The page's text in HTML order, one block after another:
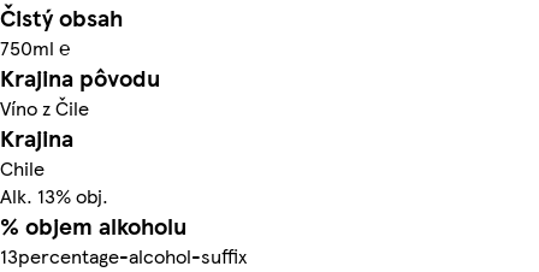
Čistý obsah
750ml ℮
Krajina pôvodu
Víno z Čile
Krajina
Chile
Alk. 13% obj.
% objem alkoholu
13percentage-alcohol-suffix